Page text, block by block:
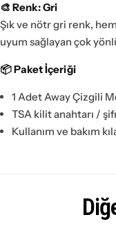
🎨 Renk: Gri
Şık ve nötr gri renk,
uyum sağlayan çok
📦 Paket İçeriği
1 Adet Away Çizgili
TSA kilit anahtarı /
Kullanım ve bakım